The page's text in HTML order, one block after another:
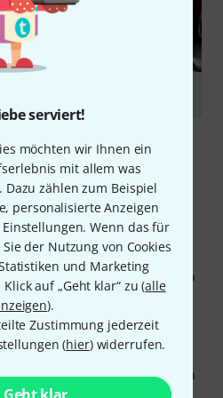
serviert!
möchten wir Ihnen ein
mit allem was
zählen zum Beispiel
personalisierte Anzeigen
Wenn das für
der Nutzung von Cookies
und Marketing
auf „Geht klar“ zu (alle
).
Zustimmung jederzeit
(hier) widerrufen.
Geht klar
für Einsteiger,
Profis
Sind die Großen Trommeln
, so
sowieso bei den meisten
aber es gibt einige Gründe,
zu ergänzen. So
einen anderenBassdrum-
ein ganzes Set kaufen. Auch
bieten, verschiedene